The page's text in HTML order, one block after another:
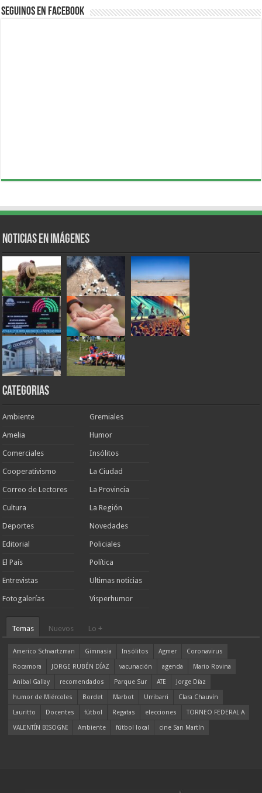
Seguinos en Facebook
Noticias en Imágenes
Categorias
Ambiente
Amelia
Comerciales
Cooperativismo
Correo de Lectores
Cultura
Deportes
Editorial
El País
Entrevistas
Fotogalerías
Gremiales
Humor
Insólitos
La Ciudad
La Provincia
La Región
Novedades
Policiales
Política
Ultimas noticias
Visperhumor
Temas Nuevos Lo +
Americo Schvartzman Gimnasia Insólitos Agmer
Coronavirus
Rocamora
JORGE RUBÉN DÍAZ vacunación agenda
Mario Rovina
Aníbal Gallay
recomendados Parque Sur ATE
Jorge Díaz
humor de Miércoles
Bordet Marbot Urribarri
Clara Chauvín
Lauritto
Docentes fútbol Regatas elecciones
TORNEO FEDERAL A
VALENTÍN BISOGNI
Ambiente fútbol local cine San Martín